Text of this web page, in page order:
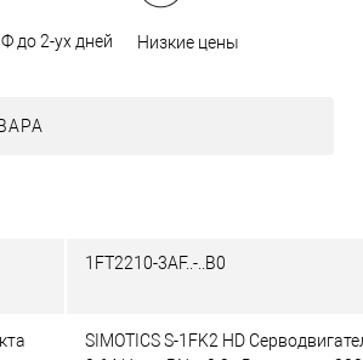
до 2-ух дней Низкие цены
1FT2210-3AF..-..B0
SIMOTICS S-1FK2 HD